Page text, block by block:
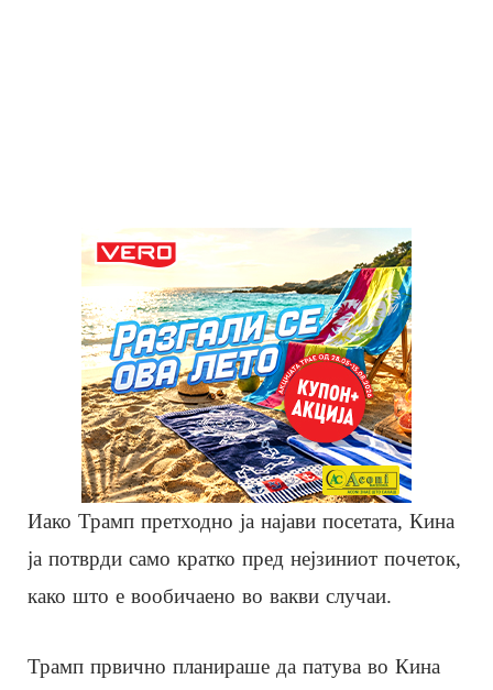
Иако Трамп претходно ја најави посетата, Кина
ја потврди само кратко пред нејзиниот почеток,
како што е вообичаено во вакви случаи.
Трамп првично планираше да патува во Кина